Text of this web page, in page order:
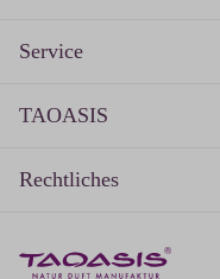
Service
TAOASIS
Rechtliches